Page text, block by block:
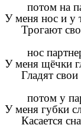
потом на
У меня
Трогают
нос
У меня щёчки
Гладят
потом у
У меня губки
Касается